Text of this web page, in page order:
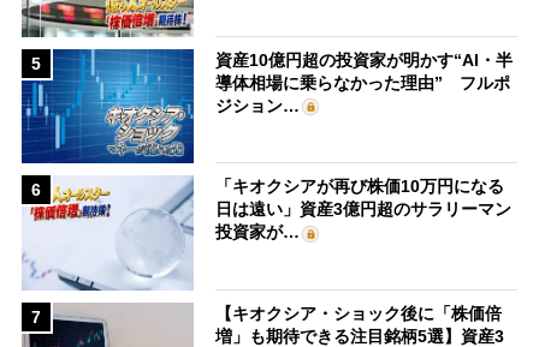
5
資産10億円超の投資家が明かす“AI・半
導体相場に乗らなかった理由” フルポ
ジション…
6
「キオクシアが再び株価10万円になる
日は遠い」資産3億円超のサラリーマン
投資家が…
7
【キオクシア・ショック後に「株価倍
増」も期待できる注目銘柄5選】資産3